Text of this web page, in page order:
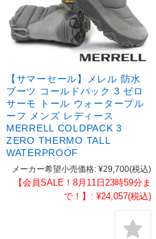
【サマーセール】メレル 防水
ブーツ コールドパック 3 ゼロ
サーモ トール ウォータープル
ーフ メンズ レディース
MERRELL COLDPACK 3
ZERO THERMO TALL
WATERPROOF
メーカー希望小売価格: ¥29,700(税込)
【会員SALE！8月11日23時59分ま
で！】: ¥24,057(税込)